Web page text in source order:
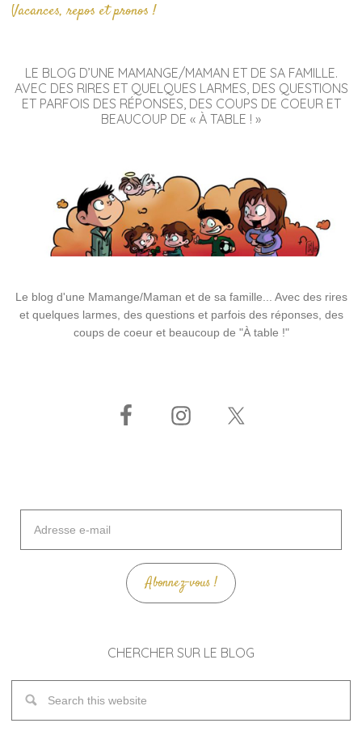
Vacances, repos et pronos !
LE BLOG D’UNE MAMANGE/MAMAN ET DE SA FAMILLE.
AVEC DES RIRES ET QUELQUES LARMES, DES QUESTIONS
ET PARFOIS DES RÉPONSES, DES COUPS DE COEUR ET
BEAUCOUP DE « À TABLE ! »
Le blog d'une Mamange/Maman et de sa famille... Avec des rires
et quelques larmes, des questions et parfois des réponses, des
coups de coeur et beaucoup de "À table !"
mail
Abonnez-vous !
CHERCHER SUR LE BLOG